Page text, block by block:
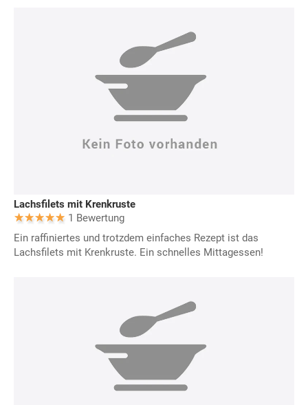
Lachsfilets mit Krenkruste
1 Bewertung
Ein raffiniertes und trotzdem einfaches Rezept ist das
Lachsfilets mit Krenkruste. Ein schnelles Mittagessen!